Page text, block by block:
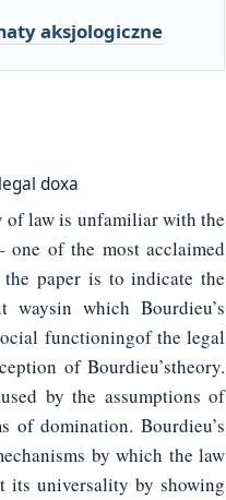
aksjologiczne
doxa
of law is unfamiliar with the
of the most acclaimed
paper is to indicate the
which Bourdieu’s
functioningof the legal
of Bourdieu’stheory.
by the assumptions of
of domination. Bourdieu’s
by which the law
its universality by showing